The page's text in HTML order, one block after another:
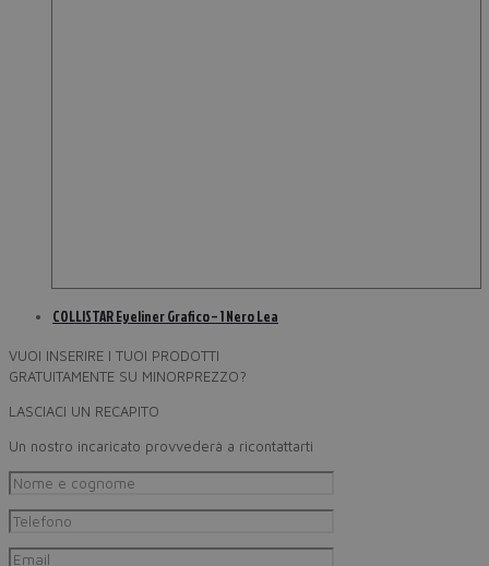
COLLISTAR Eyeliner Grafico – 1 Nero Lea
VUOI INSERIRE I TUOI PRODOTTI
GRATUITAMENTE SU MINORPREZZO?
LASCIACI UN RECAPITO
Un nostro incaricato provvederà a ricontattarti